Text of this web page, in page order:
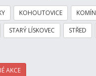
KOHOUTOVICE KOMÍN
STARÝ LÍSKOVEC STŘED
AKCE